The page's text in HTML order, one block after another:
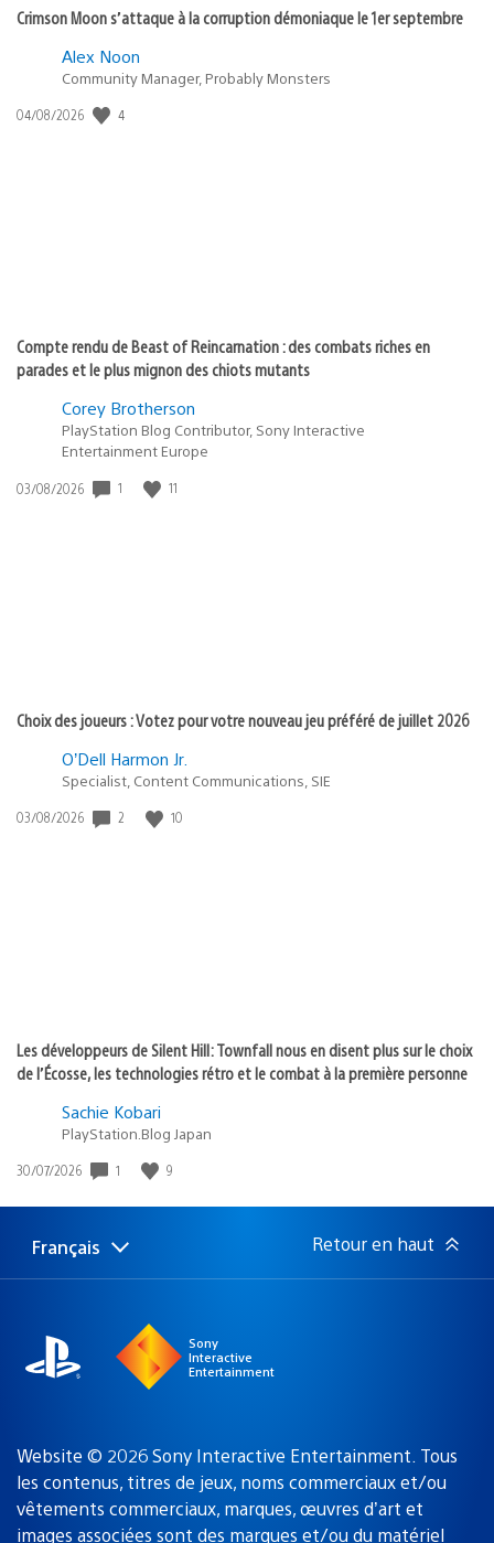
Crimson Moon s’attaque à la corruption démoniaque le 1er septembre
Alex Noon
Community Manager, Probably Monsters
Date
04/08/2026 4
Compte rendu de Beast of Reincarnation : des combats riches en
parades et le plus mignon des chiots mutants
Corey Brotherson
PlayStation Blog Contributor, Sony Interactive
Entertainment Europe
Date
03/08/2026 1 11
Choix des joueurs : Votez pour votre nouveau jeu préféré de juillet 2026
O’Dell Harmon Jr.
Specialist, Content Communications, SIE
Date
03/08/2026 2 10
Les développeurs de Silent Hill: Townfall nous en disent plus sur le choix
de l’Écosse, les technologies rétro et le combat à la première personne
Sachie Kobari
PlayStation.Blog Japan
Date
publication
30/07/2026 1 9
Choisir
Région
Français Retour en haut
Sony
Interactive
Entertainment
Website © 2026 Sony Interactive Entertainment. Tous
les contenus, titres de jeux, noms commerciaux et/ou
vêtements commerciaux, marques, œuvres d’art et
images associées sont des marques et/ou du matériel